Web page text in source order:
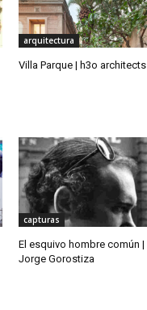
arquitectura
Villa Parque | h3o architects
capturas
El esquivo hombre común |
Jorge Gorostiza